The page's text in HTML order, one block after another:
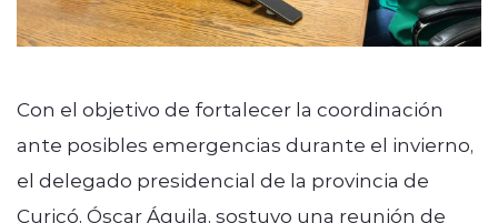
Con el objetivo de fortalecer la coordinación
ante posibles emergencias durante el invierno,
el delegado presidencial de la provincia de
Curicó, Óscar Águila, sostuvo una reunión de